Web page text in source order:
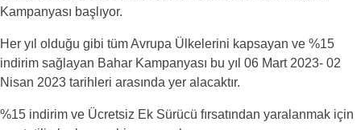
Kampanyası başlıyor.
Her yıl olduğu gibi tüm Avrupa Ülkelerini kapsayan ve %15
indirim sağlayan Bahar Kampanyası bu yıl 06 Mart 2023- 02
Nisan 2023 tarihleri arasında yer alacaktır.
%15 indirim ve Ücretsiz Ek Sürücü fırsatından yaralanmak için